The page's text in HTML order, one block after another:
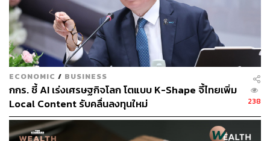
ECONOMIC / BUSINESS
กกร. ชี้ AI เร่งเศรษฐกิจโลก โตแบบ K-Shape จี้ไทยเพิ่ม
Local Content รับคลื่นลงทุนใหม่
238